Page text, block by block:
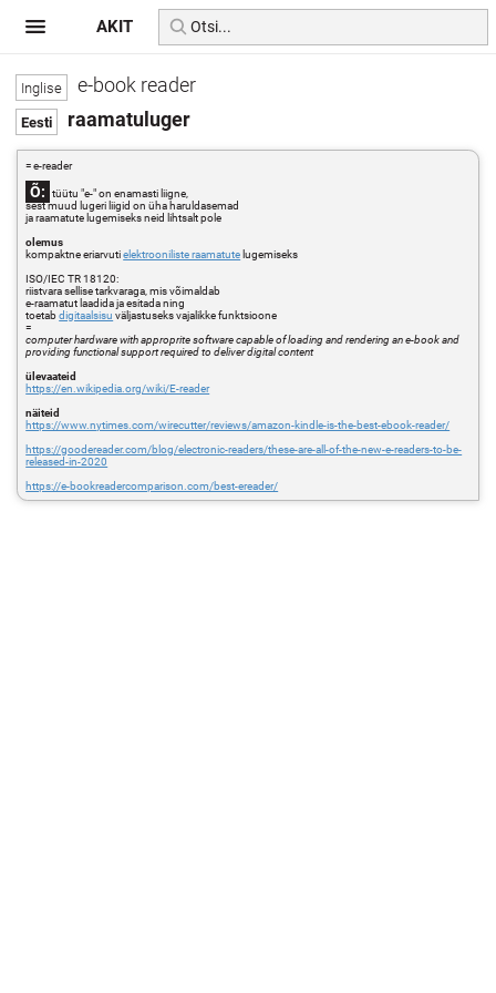
e-book reader
raamatuluger
= e-reader
Õ:
tüütu "e-" on enamasti liigne,
sest muud lugeri liigid on üha haruldasemad
ja raamatute lugemiseks neid lihtsalt pole
olemus
kompaktne eriarvutielektrooniliste raamatute lugemiseks
ISO/IEC TR 18120:
riistvara sellise tarkvaraga, mis võimaldab
e-raamatut laadida ja esitada ning
toetabdigitaalsisu väljastuseks vajalikke funktsioone
=
computer hardware with approprite software capable of loading and rendering an e-book and
providing functional support required to deliver digital content
ülevaateid
https://en.wikipedia.org/wiki/E-reader
näiteid
https://www.nytimes.com/wirecutter/reviews/amazon-kindle-is-the-best-ebook-reader/
https://goodereader.com/blog/electronic-readers/these-are-all-of-the-new-e-readers-to-be-
released-in-2020
https://e-bookreadercomparison.com/best-ereader/
AKIT